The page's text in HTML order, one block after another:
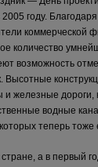
году.
коммерческой
количество
возможность
и железные
водные
теперь тоже
а в первый